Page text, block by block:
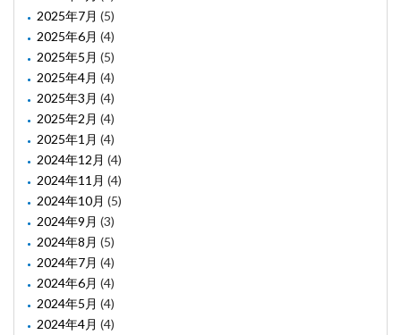
2025年7月 (5)
2025年6月 (4)
2025年5月 (5)
2025年4月 (4)
2025年3月 (4)
2025年2月 (4)
2025年1月 (4)
2024年12月 (4)
2024年11月 (4)
2024年10月 (5)
2024年9月 (3)
2024年8月 (5)
2024年7月 (4)
2024年6月 (4)
2024年5月 (4)
2024年4月 (4)